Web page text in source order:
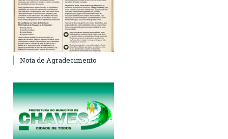
Nota de Agradecimento